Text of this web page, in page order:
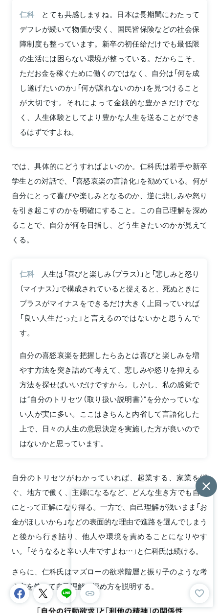
仁科
とても共感しますね。日本は長期間にわたって
デフレが続いて物価が安く、国民皆保険などの社会保
障制度も整っています。新卒の初任給だけでも最低限
の生活には困らない環境が整っている。だからこそ、
ただお金を稼ぐために働くのではなく、自分は「何を成
し遂げたいのか」「何が譲れないのか」を見つけること
が大切です。それによって金銭的な豊かさだけでな
く、人生体験としてより豊かな人生を送ることができ
るはずですよね。
では、具体的にどうすればよいのか。仁科氏は若手や新卒
学生との対話で、「喜怒哀楽の言語化」を勧めている。何が
自分にとって喜びや楽しみとなるのか、逆に悲しみや怒り
を引き起こすのかを明確にすること。この自己理解を深め
ることで、自分が何を目指し、どう生きたいのかが見えて
くる。
仁科
人生は「喜びと楽しみ（プラス）」と「悲しみと怒り
（マイナス）」で構成されていると捉えると、死ぬときに
プラスがマイナスをできるだけ大きく上回っていれば
「良い人生だった」と言えるのではないかと思うんで
す。
自分の喜怒哀楽を把握したらあとは喜びと楽しみを増
やす方法を突き詰めて考えて、悲しみや怒りを抑える
方法を探せばいいだけですから。しかし、私の感覚で
は“自分のトリセツ（取り扱い説明書）”を分かっていな
い人が実に多い。ここはきちんと内省して言語化した
上で、日々の人生の意思決定を実施した方が良いので
はないかと思っています。
自分のトリセツがわかっていれば、起業する、家業を継
ぐ、地方で働く、主婦になるなど、どんな生き方でも自分
にとって正解になり得る。一方で、自己理解が浅いまま「お
金がほしいから」などの表面的な理由で進路を選んでしまう
と後から行き詰り、他人や環境を責めることになりやす
い。「そうなると辛い人生ですよね…」と仁科氏は続ける。
さらに、仁科氏はマズローの欲求階層と振り子のような考
え方を使って自己理解の深め方を説明する。